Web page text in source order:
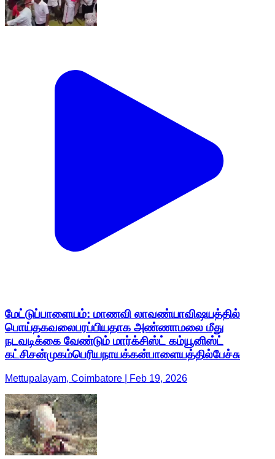
மேட்டுப்பாளையம்: மாணவி லாவண்யாவிஷயத்தில்
பொய்தகவலைபரப்பியதாக அண்ணாமலை மீது
நடவடிக்கை வேண்டும் மார்க்சிஸ்ட் கம்யூனிஸ்ட்
கட்சிசன்முகம்பெரியநாயக்கன்பாளையத்தில்பேச்சு
Mettupalayam, Coimbatore | Feb 19, 2026